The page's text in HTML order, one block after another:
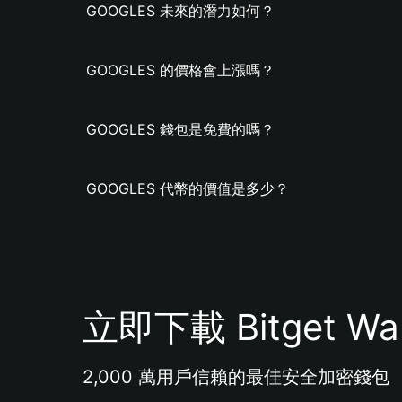
GOOGLES 未來的潛力如何？
GOOGLES 的價格會上漲嗎？
GOOGLES 錢包是免費的嗎？
GOOGLES 代幣的價值是多少？
立即下載 Bitget
2,000 萬用戶信賴的最佳安全加密錢包